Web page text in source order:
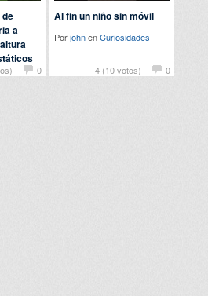
0
a
-4 (10 votos) 0
Al fin un niño sin móvil
PorjohnenCuriosidades